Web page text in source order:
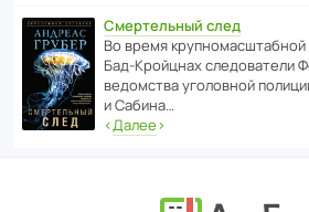
Смертельный след
Во время круп­но­мас­ш­та­бной
Бад‑Крой­цнах следо­ва­тели
ведомства уголо­вной
и Сабина…
‹Далее›